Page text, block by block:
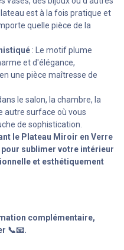
est à la fois pratique et
quelle pièce de la
: Le motif plume
et d'élégance,
une pièce maîtresse de
le salon, la chambre, la
autre surface où vous
de sophistication.
le Plateau Miroir en Verre
sublimer votre intérieur
et esthétiquement
complémentaire,
📞📧.